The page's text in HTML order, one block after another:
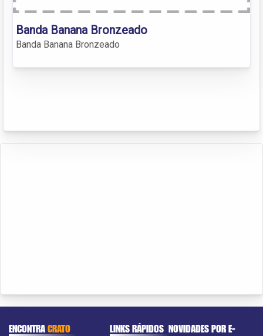
Banda Banana Bronzeado
Banda Banana Bronzeado
ENCONTRACRATO LINKS RÁPIDOS NOVIDADES POR E-